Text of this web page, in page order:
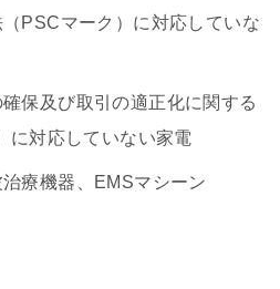
PSCマーク）に対応していな
保及び取引の適正化に関する
に対応していない家電
療機器、EMSマシーン